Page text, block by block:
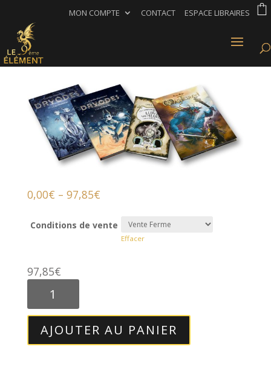
MON COMPTE CONTACT ESPACE LIBRAIRES
0,00€ – 97,85€
Conditions de vente
Effacer
97,85€
Pack
"Découverte
9ème
AJOUTER AU PANIER